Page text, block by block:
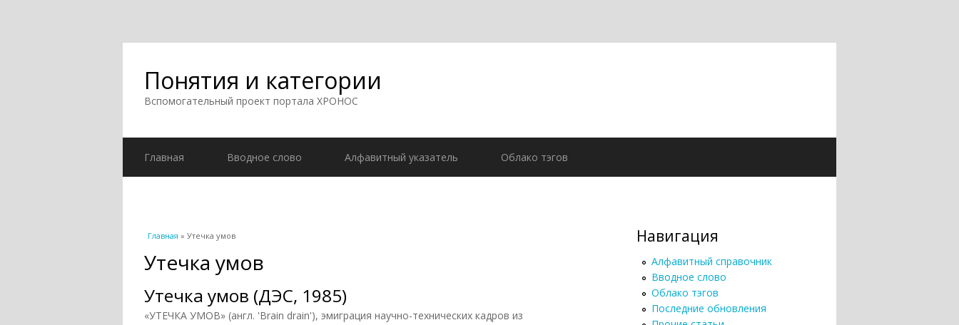
Понятия и категории
Вспомогательный проект портала ХРОНОС
Главная Вводное слово Алфавитный указатель Облако тэгов
Вы здесь
Главная » Утечка умов
Утечка умов
Утечка умов (ДЭС, 1985)
«УТЕЧКА УМОВ» (англ. 'Brain drain'), эмиграция научно-технических кадров из
Навигация
Алфавитный справочник
Вводное слово
Облако тэгов
Последние обновления